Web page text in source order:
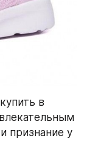
купить в
признание у